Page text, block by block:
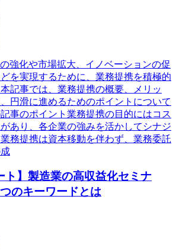
強化や市場拡大、イノベーションの促
を実現するために、業務提携を積極的
記事では、業務提携の概要、メリッ
円滑に進めるためのポイントについて
事のポイント業務提携の目的にはコス
あり、各企業の強みを活かしてシナジ
務提携は資本移動を伴わず、業務委託
ト】製造業の高収益化セミナ
のキーワードとは